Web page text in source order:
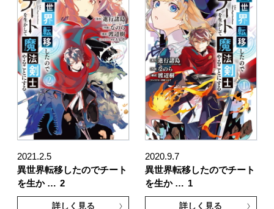
2021.2.5
異世界転移したのでチート
を生か … 2
詳しく見る
2020.9.7
異世界転移したのでチート
を生か … 1
詳しく見る